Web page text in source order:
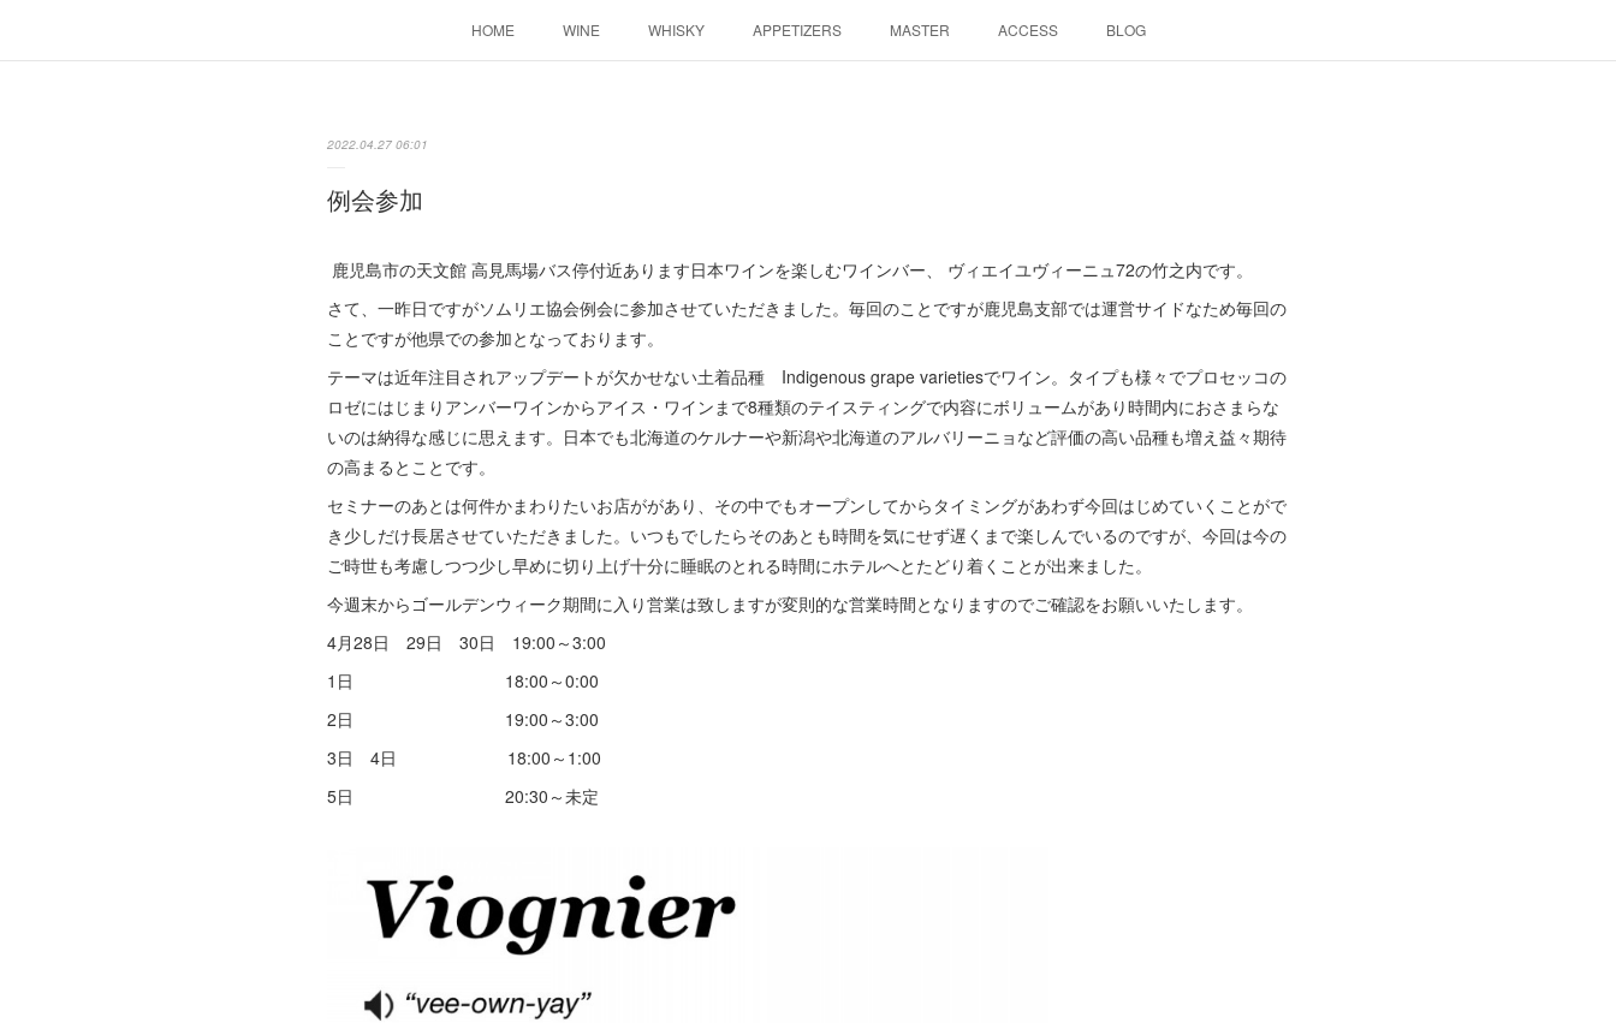
HOME WINE WHISKY APPETIZERS MASTER ACCESS BLOG
2022.04.27 06:01
例会参加
鹿児島市の天文館 高見馬場バス停付近あります日本ワインを楽しむワインバー、 ヴィエイユヴィーニュ72の竹之内です。
さて、一昨日ですがソムリエ協会例会に参加させていただきました。毎回のことですが鹿児島支部では運営サイドなため毎回の
ことですが他県での参加となっております。
テーマは近年注目されアップデートが欠かせない土着品種 Indigenous grape varietiesでワイン。タイプも様々でプロセッコの
ロゼにはじまりアンバーワインからアイス・ワインまで8種類のテイスティングで内容にボリュームがあり時間内におさまらな
いのは納得な感じに思えます。日本でも北海道のケルナーや新潟や北海道のアルバリーニョなど評価の高い品種も増え益々期待
の高まるとことです。
セミナーのあとは何件かまわりたいお店ががあり、その中でもオープンしてからタイミングがあわず今回はじめていくことがで
き少しだけ長居させていただきました。いつもでしたらそのあとも時間を気にせず遅くまで楽しんでいるのですが、今回は今の
ご時世も考慮しつつ少し早めに切り上げ十分に睡眠のとれる時間にホテルへとたどり着くことが出来ました。
今週末からゴールデンウィーク期間に入り営業は致しますが変則的な営業時間となりますのでご確認をお願いいたします。
4月28日 29日 30日 19:00～3:00
1日 18:00～0:00
2日 19:00～3:00
3日 4日 18:00～1:00
5日 20:30～未定